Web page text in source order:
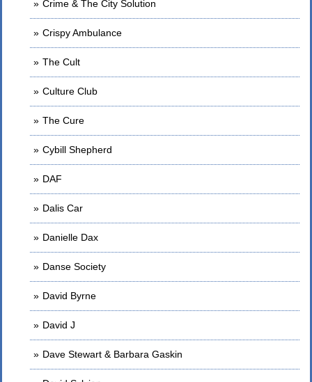
Crime & The City Solution
Crispy Ambulance
The Cult
Culture Club
The Cure
Cybill Shepherd
DAF
Dalis Car
Danielle Dax
Danse Society
David Byrne
David J
Dave Stewart & Barbara Gaskin